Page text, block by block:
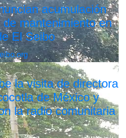
acumulación
mantenimiento en
El Seibo
la visita de directora
de México y
la radio comunitaria